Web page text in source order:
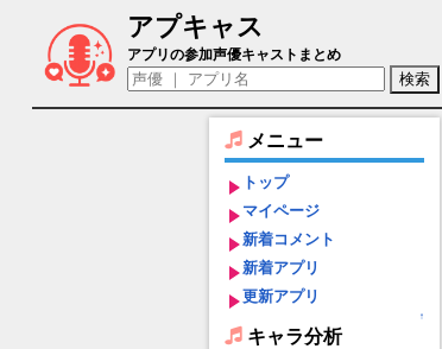
アプキャス
セス（声優：武内駿輔)【ブレイ
アプリの参加声優キャストまとめ
メニュー
トップ
マイページ
新着コメント
新着アプリ
更新アプリ
↑
キャラ分析